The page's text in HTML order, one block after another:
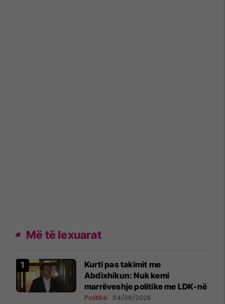
Më të lexuarat
Kurti pas takimit me
Abdixhikun: Nuk kemi
marrëveshje politike me LDK-në
Politikë 04/08/2026